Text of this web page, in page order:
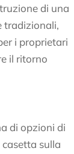
di una
tradizionali,
i proprietari
il ritorno
di opzioni di
sulla